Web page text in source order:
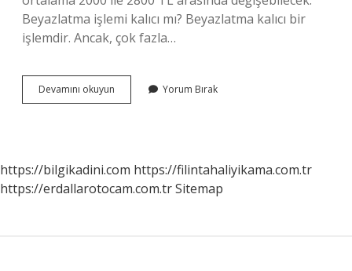
Beyazlatma işlemi kalıcı mı? Beyazlatma kalıcı bir
işlemdir. Ancak, çok fazla…
Devamını okuyun Beyazlatma
Işlemi
Yorum Bırak
https://bilgikadini.com https://filintahaliyikama.com.tr
https://erdallarotocam.com.trSitemap